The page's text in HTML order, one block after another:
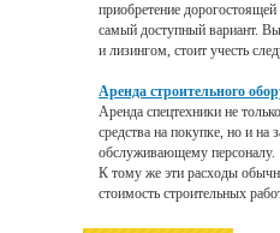
приобретение дорогостоящей
самый доступный вариант.
и лизингом, стоит учесть
Аренда строительного
Аренда спецтехники не
средства на покупке, но и на
обслуживающему персоналу.
К тому же эти расходы
стоимость строительных